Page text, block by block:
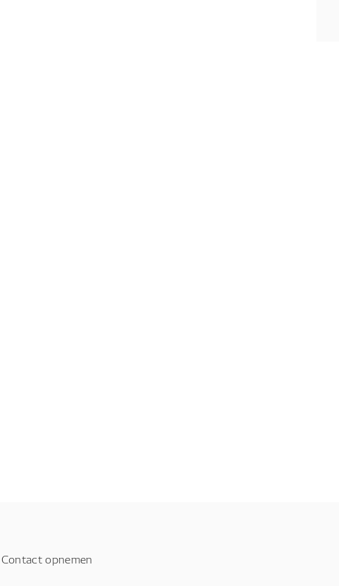
Contact opnemen